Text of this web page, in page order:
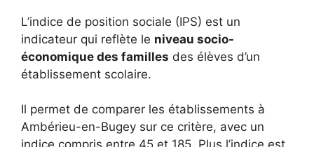
L’indice de position sociale (IPS) est un
indicateur qui reflète le niveau socio-
économique des familles des élèves d’un
établissement scolaire.
Il permet de comparer les établissements à
Ambérieu-en-Bugey sur ce critère, avec un
indice compris entre 45 et 185. Plus l’indice est